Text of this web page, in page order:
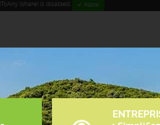
(share) is disabled. ✓ Allow